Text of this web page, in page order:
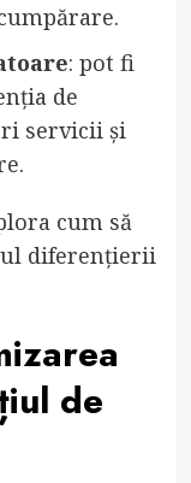
: pot fi
de
servicii și
cum să
diferențierii
de